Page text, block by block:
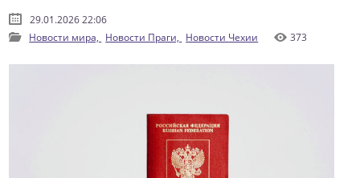
29.01.2026 22:06
Новости мира, Новости Праги, Новости Чехии 373